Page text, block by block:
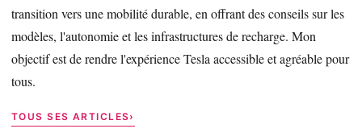
transition vers une mobilité durable, en offrant des conseils sur les
modèles, l'autonomie et les infrastructures de recharge. Mon
objectif est de rendre l'expérience Tesla accessible et agréable pour
tous.
TOUS SES ARTICLES